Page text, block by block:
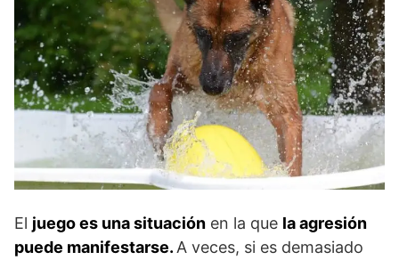
El juego es una situación en la que la agresión
puede manifestarse. A veces, si es demasiado